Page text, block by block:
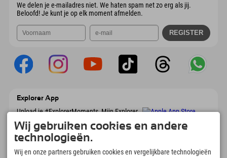
We delen je e-mailadres niet. We haten spam net zo erg als jij.
Beloofd! Je kunt je op elk moment afmelden.
Explorer App
Upload je #ExplorerMoments, Mijn Explorer
restaurantoverzicht en nog veel meer.
Download nu!
Wij gebruiken cookies en andere
technologieën.
Wij en onze partners gebruiken cookies en vergelijkbare technologieën